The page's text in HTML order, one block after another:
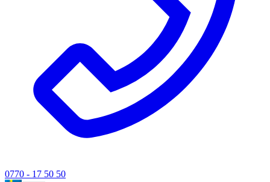
0770 - 17 50 50